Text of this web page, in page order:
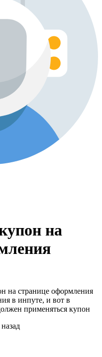
на
на странице оформления
в инпуте, и вот в
применяться купон